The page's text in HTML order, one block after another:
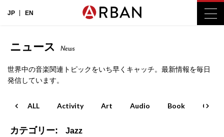
JP EN
ニュース News
世界中の音楽関連トピックをいち早くキャッチ。最新情報を毎日
発信しています。
ALL Activity Art Audio Book
カテゴリー: Jazz